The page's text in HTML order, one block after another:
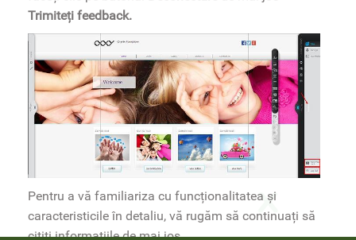
Trimiteți feedback.
Pentru a vă familiariza cu funcționalitatea și
caracteristicile în detaliu, vă rugăm să continuați să
citiți informațiile de mai jos.